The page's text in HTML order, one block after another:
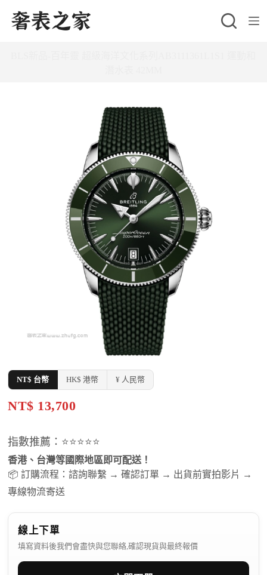
跳
至
NT$ 台幣 HK$ 港幣 ¥ 人民幣
NT$ 13,700
指數推薦：⭐⭐⭐⭐⭐
香港、台灣等國際地區即可配送！
📦 訂購流程：諮詢聯繫 → 確認訂單 → 出貨前實拍影片 →
專線物流寄送
線上下單
填寫資料後我們會盡快與您聯絡,確認現貨與最終報價